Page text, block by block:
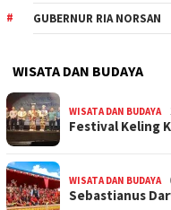
GUBERNUR RIA NORSAN
WISATA DAN BUDAYA
WISATA DAN BUDAYA
Festival Keling
WISATA DAN BUDAYA
Sebastianus